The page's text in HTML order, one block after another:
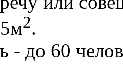
2.
- до 60